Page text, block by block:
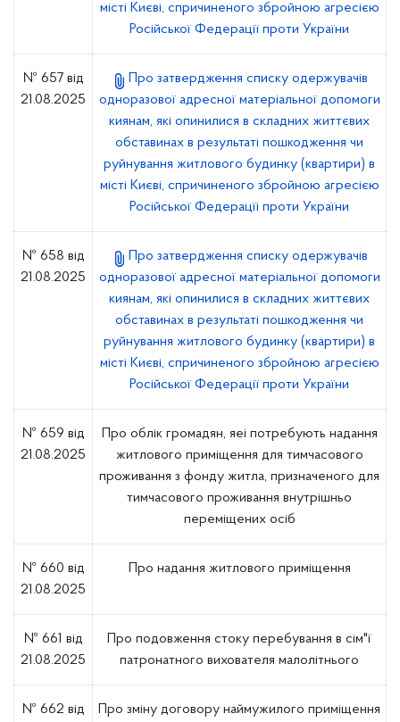
місті Києві, спричиненого збройною агресією
Російської Федерації проти України
№ 657 від
21.08.2025
Про затвердження списку одержувачів
одноразової адресної матеріальної допомоги
киянам, які опинилися в складних життєвих
обставинах в результаті пошкодження чи
руйнування житлового будинку (квартири) в
місті Києві, спричиненого збройною агресією
Російської Федерацїі проти України
№ 658 від
21.08.2025
Про затвердження списку одержувачів
одноразової адресної матеріальної допомоги
киянам, які опинилися в складних життєвих
обставинах в результаті пошкодження чи
руйнування житлового будинку (квартири) в
місті Києві, спричиненого збройною агресією
Російської Федерації проти України
№ 659 від
21.08.2025
Про облік громадян, яеі потребують надання
житлового приміщення для тимчасового
проживання з фонду житла, призначеного для
тимчасового проживання внутрішньо
переміщених осіб
№ 660 від
21.08.2025
Про надання житлового приміщення
№ 661 від
21.08.2025
Про подовження стоку перебування в сім"ї
патронатного вихователя малолітнього
№ 662 від Про зміну договору наймужилого приміщення